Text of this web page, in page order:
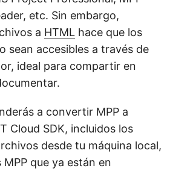
etc. Sin embargo,
a HTML hace que los
sean accesibles a través de
ideal para compartir en
a convertir MPP a
Cloud SDK, incluidos los
desde tu máquina local,
que ya están en